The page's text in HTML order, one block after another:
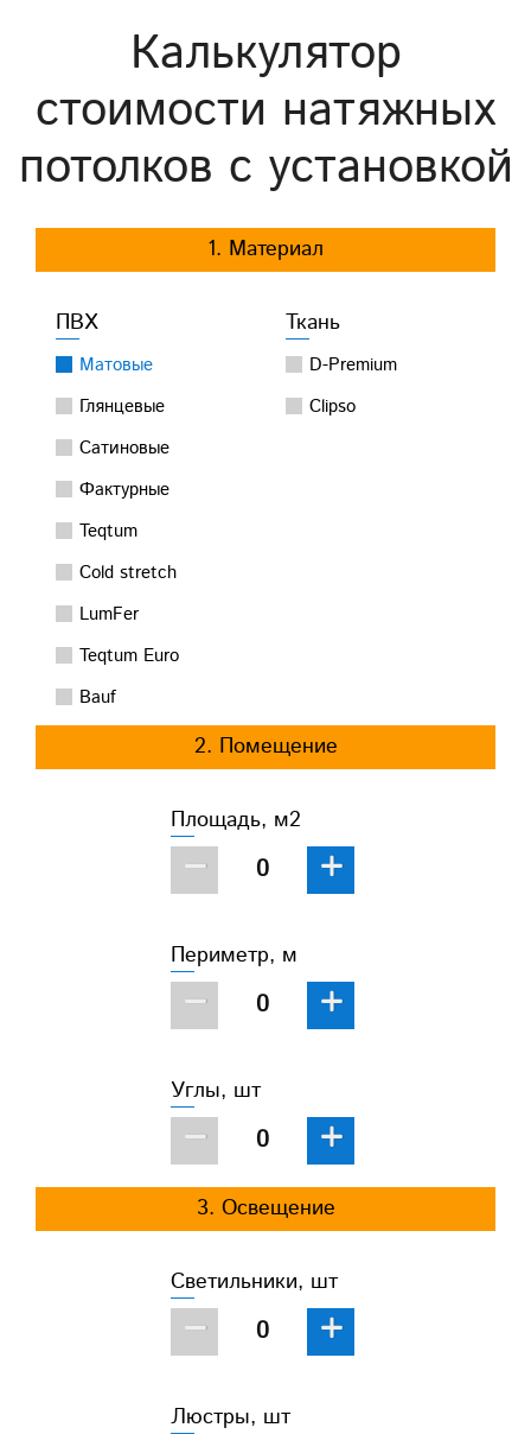
Калькулятор
стоимости натяжных
потолков с установкой
1. Материал
ПВХ
Матовые
Глянцевые
Сатиновые
Фактурные
Teqtum
Cold stretch
LumFer
Teqtum Euro
Bauf
Ткань
D-Premium
Clipso
2. Помещение
Площадь, м2
− +
Периметр, м
− +
Углы, шт
− +
3. Освещение
Светильники, шт
− +
Люстры, шт